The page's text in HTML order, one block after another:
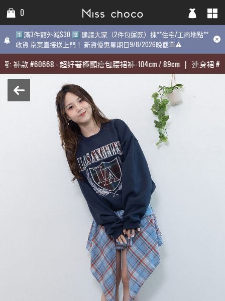
0
1️⃣滿3件額外減$30 2️⃣ 建議大家（2件包運既）揀**住宅/工商地點**
收貨 京東直接送上門！ 新貨優惠星期日9/8/2026晚截單⚠️
: 褲款#60668-超好著極顯瘦包腰裙褲-104cm / 89cm | 連身裙#
0
1️⃣滿3件額外減$30 2️⃣ 建議大家（2件包運既）揀**住宅/工商地點**
收貨 京東直接送上門！ 新貨優惠星期日9/8/2026晚截單⚠️
: 褲款#60668-超好著極顯瘦包腰裙褲-104cm / 89cm | 連身裙#
1️⃣滿3件額外減$30 2️⃣ 建議大家（2件包運既）揀**住宅/工商地點**
9/8/2026晚截單⚠️
最熱賣: 褲款#60668-超好著極顯瘦包腰裙褲-104cm / 89cm | 連